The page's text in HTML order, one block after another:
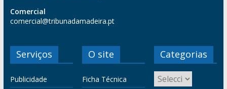
Comercial
comercial@tribunadamadeira.pt
Serviços
Publicidade
O site
Ficha Técnica
Categorias